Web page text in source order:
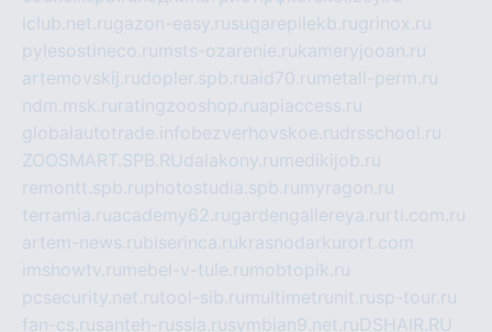
iclub.net.rugazon-easy.rusugarepilekb.rugrinox.ru
pylesostineco.ru msts-ozarenie.rukameryjooan.ru
artemovskij.rudopler.spb.ruaid70.ru metall-perm.ru
ndm.msk.ru ratingzooshop.ruapiaccess.ru
globalautotrade.info bezverhovskoe.rudrsschool.ru
ZOOSMART.SPB.RUdalakony.ru medikijob.ru
remontt.spb.ruphotostudia.spb.ru myragon.ru
terramia.ruacademy62.rugardengallereya.ru rti.com.ru
artem-news.rubiserinca.rukrasnodarkurort.com
imshowtv.ru mebel-v-tule.ru mobtopik.ru
pcsecurity.net.rutool-sib.ru multimetrunit.rusp-tour.ru
fan-cs.rusanteh-russia.rusymbian9.net.ruDSHAIR.RU